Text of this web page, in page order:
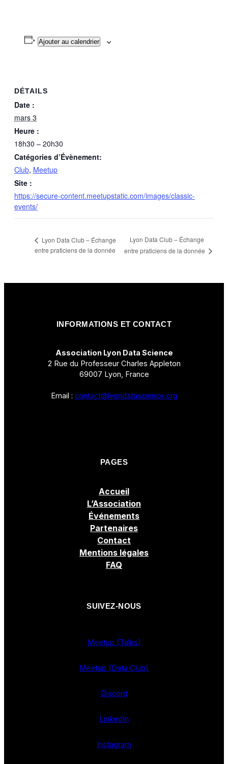
Ajouter au calendrier
DÉTAILS
Date :
mars 3
Heure :
18h30 – 20h30
Catégories d’Évènement:
Club, Meetup
Site :
https://secure-content.meetupstatic.com/images/classic-
events/
Lyon Data Club – Échange
entre praticiens de la donnée
Lyon Data Club – Échange
entre praticiens de la donnée
INFORMATIONS ET CONTACT
Association Lyon Data Science
2 Rue du Professeur Charles Appleton
69007 Lyon, France
Email : contact@lyondatascience.org
PAGES
Accueil
L’Association
Événements
Partenaires
Contact
Mentions légales
FAQ
SUIVEZ-NOUS
Meetup (Talks)
Meetup (Data Club)
Discord
LinkedIn
Instagram